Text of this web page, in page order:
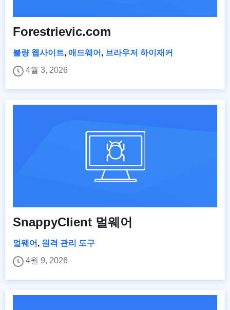
Forestrievic.com
불량 웹사이트, 애드웨어 , 브라우저 하이재커
4월 3, 2026
SnappyClient 멀웨어
멀웨어 , 원격 관리 도구
4월 9, 2026